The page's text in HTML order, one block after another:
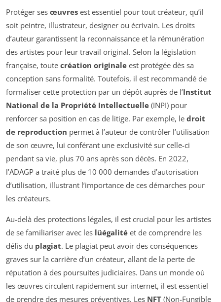
Protéger ses œuvres est essentiel pour tout créateur, qu’il
soit peintre, illustrateur, designer ou écrivain. Les droits
d’auteur garantissent la reconnaissance et la rémunération
des artistes pour leur travail original. Selon la législation
française, toute création originale est protégée dès sa
conception sans formalité. Toutefois, il est recommandé de
formaliser cette protection par un dépôt auprès de l’Institut
National de la Propriété Intellectuelle (INPI) pour
renforcer sa position en cas de litige. Par exemple, le droit
de reproduction permet à l’auteur de contrôler l’utilisation
de son œuvre, lui conférant une exclusivité sur celle-ci
pendant sa vie, plus 70 ans après son décès. En 2022,
l’ADAGP a traité plus de 10 000 demandes d’autorisation
d’utilisation, illustrant l’importance de ces démarches pour
les créateurs.
Au-delà des protections légales, il est crucial pour les artistes
de se familiariser avec les lüégalité et de comprendre les
défis du plagiat. Le plagiat peut avoir des conséquences
graves sur la carrière d’un créateur, allant de la perte de
réputation à des poursuites judiciaires. Dans un monde où
les œuvres circulent rapidement sur internet, il est essentiel
de prendre des mesures préventives. Les NFT (Non-Fungible